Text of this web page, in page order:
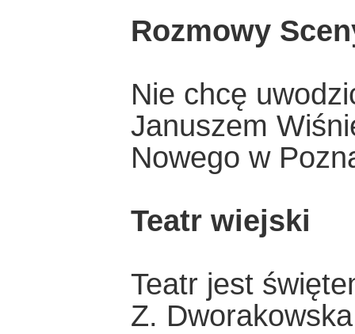
Rozmowy
Nie chcę
Januszem
Nowego w
Teatr wiejski
Teatr jest
Z. Dworakowska